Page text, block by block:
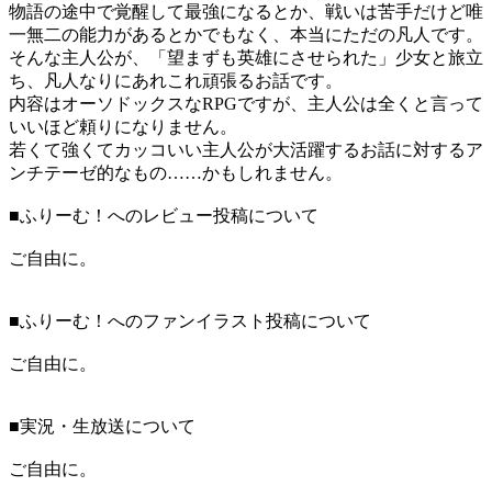
物語の途中で覚醒して最強になるとか、戦いは苦手だけど唯
一無二の能力があるとかでもなく、本当にただの凡人です。
そんな主人公が、「望まずも英雄にさせられた」少女と旅立
ち、凡人なりにあれこれ頑張るお話です。
内容はオーソドックスなRPGですが、主人公は全くと言って
いいほど頼りになりません。
若くて強くてカッコいい主人公が大活躍するお話に対するア
ンチテーゼ的なもの……かもしれません。
■ふりーむ！へのレビュー投稿について
ご自由に。
■ふりーむ！へのファンイラスト投稿について
ご自由に。
■実況・生放送について
ご自由に。